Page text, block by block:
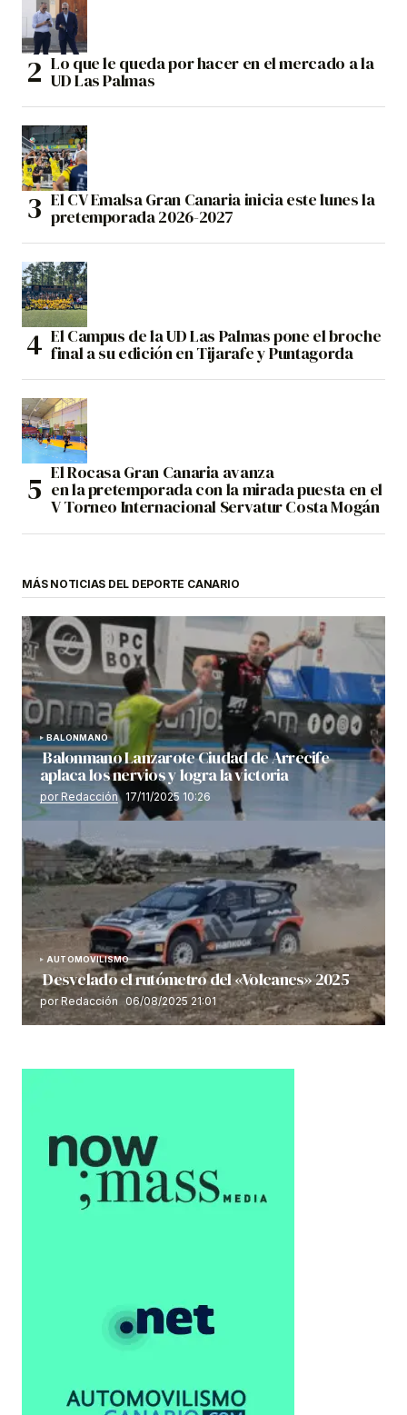
Lo que le queda por hacer en el mercado a la
UD Las Palmas
El CV Emalsa Gran Canaria inicia este lunes la
pretemporada 2026-2027
El Campus de la UD Las Palmas pone el broche
final a su edición en Tijarafe y Puntagorda
El Rocasa Gran Canaria avanza
en la pretemporada con la mirada puesta en el
V Torneo Internacional Servatur Costa Mogán
MÁS NOTICIAS DEL DEPORTE CANARIO
BALONMANO
Balonmano Lanzarote Ciudad de Arrecife
aplaca los nervios y logra la victoria
por Redacción 17/11/2025 10:26
AUTOMOVILISMO
Desvelado el rutómetro del «Volcanes» 2025
por Redacción 06/08/2025 21:01